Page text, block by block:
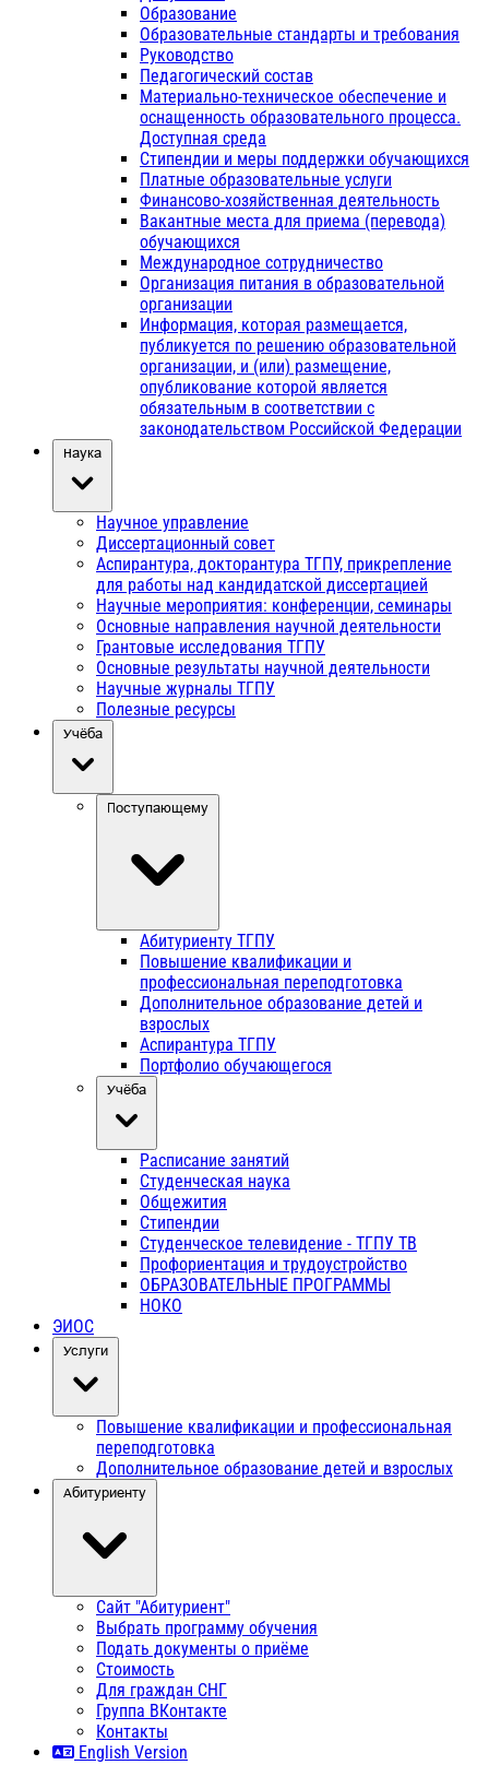
Образование
Образовательные стандарты и требования
Руководство
Педагогический состав
Материально-техническое обеспечение и
оснащенность образовательного процесса.
Доступная среда
Стипендии и меры поддержки обучающихся
Платные образовательные услуги
Финансово-хозяйственная деятельность
Вакантные места для приема (перевода)
обучающихся
Международное сотрудничество
Организация питания в образовательной
организации
Информация, которая размещается,
публикуется по решению образовательной
организации, и (или) размещение,
опубликование которой является
обязательным в соответствии с
законодательством Российской Федерации
Наука
Научное управление
Диссертационный совет
Аспирантура, докторантура ТГПУ, прикрепление
для работы над кандидатской диссертацией
Научные мероприятия: конференции, семинары
Основные направления научной деятельности
Грантовые исследования ТГПУ
Основные результаты научной деятельности
Научные журналы ТГПУ
Полезные ресурсы
Учёба
Поступающему
Абитуриенту ТГПУ
Повышение квалификации и
профессиональная переподготовка
Дополнительное образование детей и
взрослых
Аспирантура ТГПУ
Портфолио обучающегося
Учёба
Расписание занятий
Студенческая наука
Общежития
Стипендии
Студенческое телевидение - ТГПУ ТВ
Профориентация и трудоустройство
ОБРАЗОВАТЕЛЬНЫЕ ПРОГРАММЫ
НОКО
ЭИОС
Услуги
Повышение квалификации и профессиональная
переподготовка
Дополнительное образование детей и взрослых
Абитуриенту
Сайт "Абитуриент"
Выбрать программу обучения
Подать документы о приёме
Стоимость
Для граждан СНГ
Группа ВКонтакте
Контакты
English Version